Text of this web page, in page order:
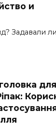
и
Задавали
для